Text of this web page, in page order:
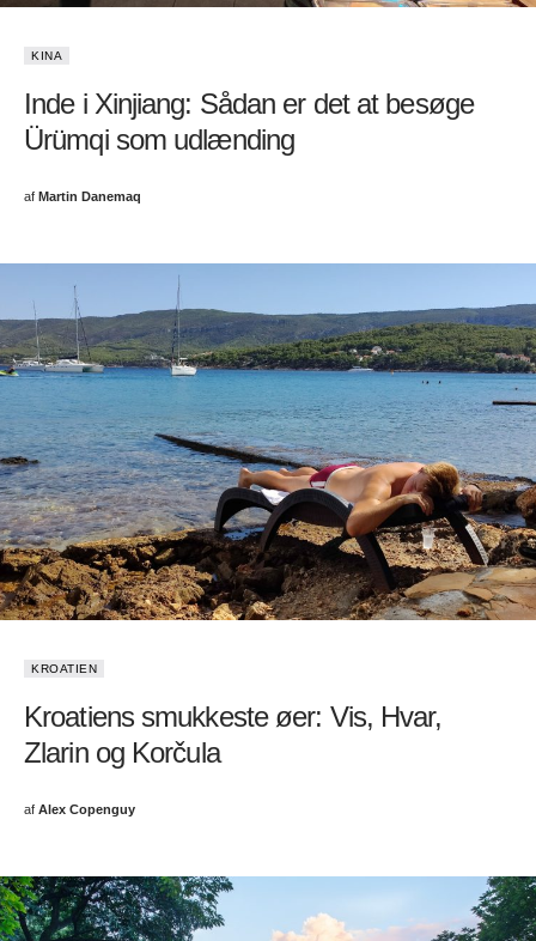
KINA
Inde i Xinjiang: Sådan er det at besøge
Ürümqi som udlænding
af Martin Danemaq
KROATIEN
Kroatiens smukkeste øer: Vis, Hvar,
Zlarin og Korčula
af Alex Copenguy